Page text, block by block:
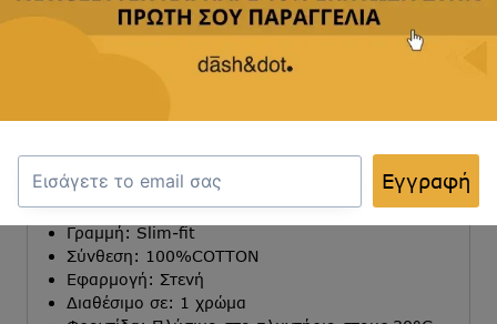
Αποστολή & Επιστροφές
Εξερευνήστε το αντρικό πουκάμισο Dash&Dot που
Ιδανικό για καθημερινές εμφανίσεις και επίσημες
εφαρμογή, για να σας κρατά άνετους και κομψούς
καθ’ όλη τη διάρκεια της ημέρας.
Γραμμή: Slim-fit
Σύνθεση: 100%COTTON
Εφαρμογή: Στενή
Διαθέσιμο σε: 1 χρώμα
Εγγραφή